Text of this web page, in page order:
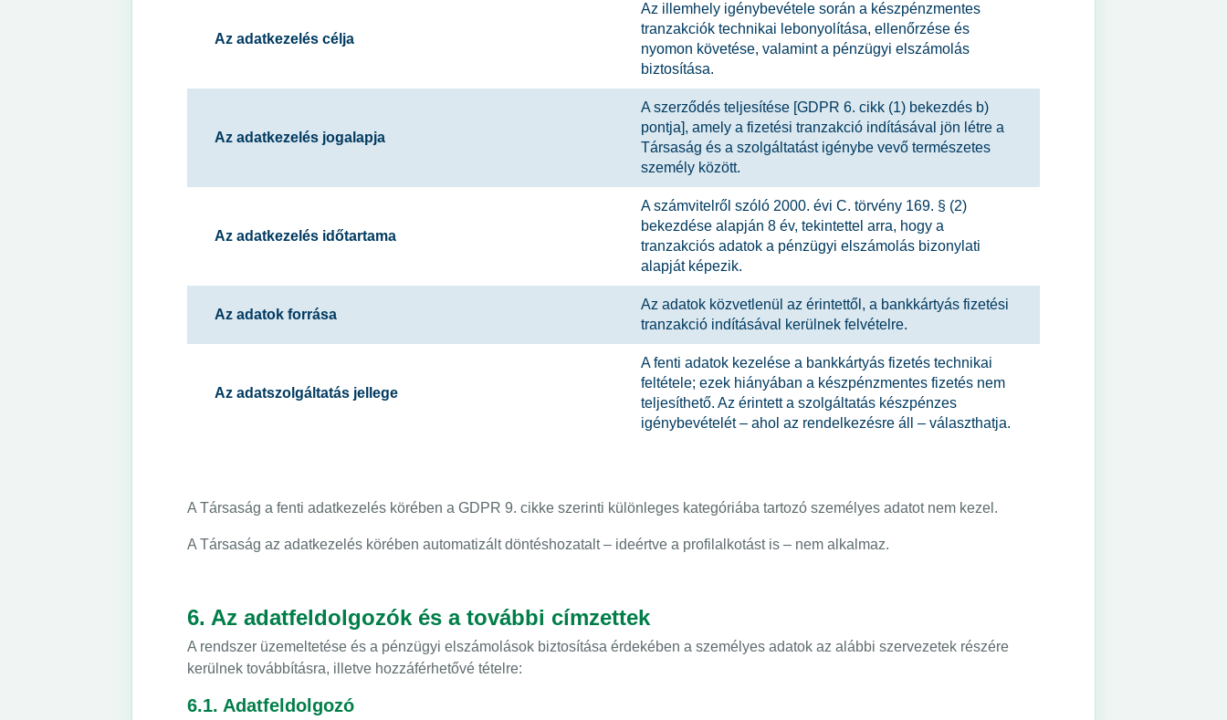
Az adatkezelés célja
Az illemhely igénybevétele során a készpénzmentes
tranzakciók technikai lebonyolítása, ellenőrzése és
nyomon követése, valamint a pénzügyi elszámolás
biztosítása.
Az adatkezelés jogalapja
A szerződés teljesítése [GDPR 6. cikk (1) bekezdés b)
pontja], amely a fizetési tranzakció indításával jön létre a
Társaság és a szolgáltatást igénybe vevő természetes
személy között.
Az adatkezelés időtartama
A számvitelről szóló 2000. évi C. törvény 169. § (2)
bekezdése alapján 8 év, tekintettel arra, hogy a
tranzakciós adatok a pénzügyi elszámolás bizonylati
alapját képezik.
Az adatok forrása
Az adatok közvetlenül az érintettől, a bankkártyás fizetési
tranzakció indításával kerülnek felvételre.
Az adatszolgáltatás jellege
A fenti adatok kezelése a bankkártyás fizetés technikai
feltétele; ezek hiányában a készpénzmentes fizetés nem
teljesíthető. Az érintett a szolgáltatás készpénzes
igénybevételét – ahol az rendelkezésre áll – választhatja.
A Társaság a fenti adatkezelés körében a GDPR 9. cikke szerinti különleges kategóriába tartozó személyes adatot nem kezel.
A Társaság az adatkezelés körében automatizált döntéshozatalt – ideértve a profilalkotást is – nem alkalmaz.
6. Az adatfeldolgozók és a további címzettek
A rendszer üzemeltetése és a pénzügyi elszámolások biztosítása érdekében a személyes adatok az alábbi szervezetek részére
kerülnek továbbításra, illetve hozzáférhetővé tételre:
6.1. Adatfeldolgozó